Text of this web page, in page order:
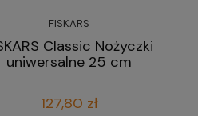
FISKARS
Classic Nożyczki
uniwersalne 25 cm
127,80 zł